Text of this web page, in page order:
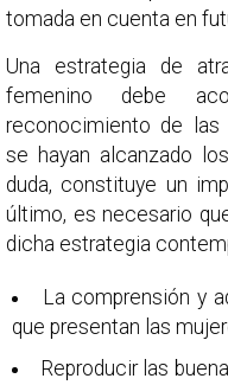
tomada en cuenta en
Una estrategia de
femenino debe
reconocimiento de las
se hayan alcanzado
duda, constituye un
último, es necesario
dicha estrategia
La comprensión y
que presentan las
Reproducir las